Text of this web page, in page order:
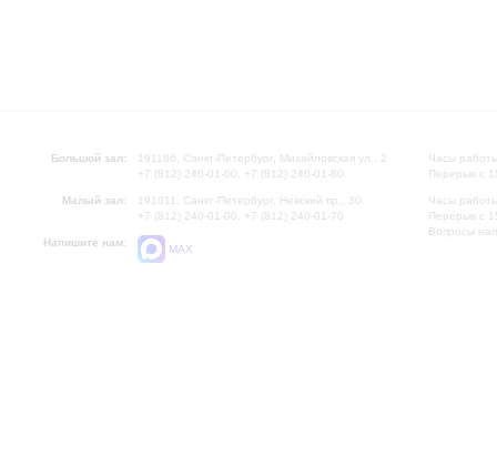
Большой зал:
191186, Санкт-Петербург, Михайловская ул., 2
+7 (812) 240-01-00, +7 (812) 240-01-80
Малый зал:
191011, Санкт-Петербург, Невский пр., 30
+7 (812) 240-01-00, +7 (812) 240-01-70
Напишите нам:
MAX
Часы
Перерыв с
Часы
Перерыв с
Вопросы